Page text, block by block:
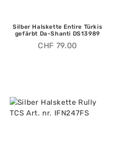
Silber Halskette Entire Türkis
gefärbt Da-Shanti DS13989
CHF 79.00